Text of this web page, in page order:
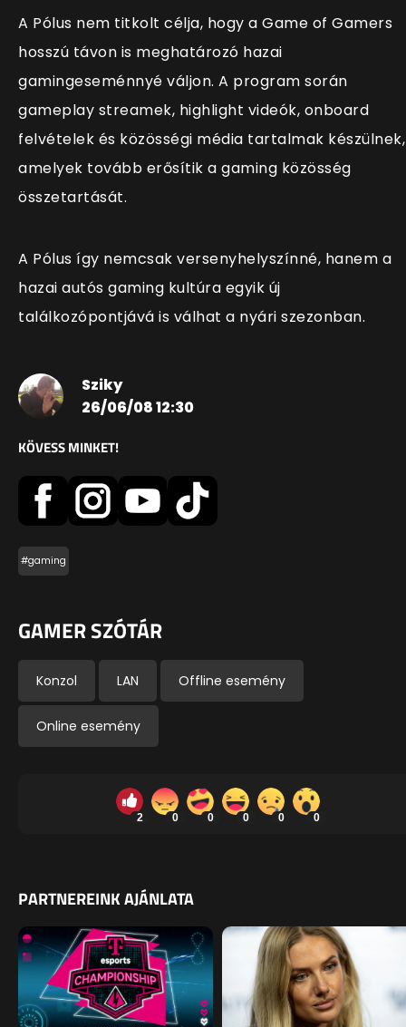
A Pólus nem titkolt célja, hogy a Game of Gamers
hosszú távon is meghatározó hazai
gamingeseménnyé váljon. A program során
gameplay streamek, highlight videók, onboard
felvételek és közösségi média tartalmak készülnek,
amelyek tovább erősítik a gaming közösség
összetartását.
A Pólus így nemcsak versenyhelyszínné, hanem a
hazai autós gaming kultúra egyik új
találkozópontjává is válhat a nyári szezonban.
Sziky
26/06/08 12:30
KÖVESS MINKET!
#gaming
GAMER SZÓTÁR
Konzol LAN Offline esemény
Online esemény
2 0 0 0 0 0
PARTNEREINK AJÁNLATA